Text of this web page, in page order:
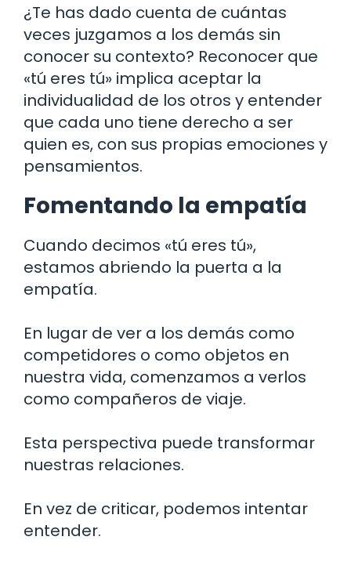
¿Te has dado cuenta de cuántas
veces juzgamos a los demás sin
conocer su contexto? Reconocer que
«tú eres tú» implica aceptar la
individualidad de los otros y entender
que cada uno tiene derecho a ser
quien es, con sus propias emociones y
pensamientos.
Fomentando la empatía
Cuando decimos «tú eres tú»,
estamos abriendo la puerta a la
empatía.
En lugar de ver a los demás como
competidores o como objetos en
nuestra vida, comenzamos a verlos
como compañeros de viaje.
Esta perspectiva puede transformar
nuestras relaciones.
En vez de criticar, podemos intentar
entender.